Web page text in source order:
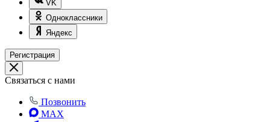
VK
Одноклассники
Яндекс
Регистрация
Связаться с нами
Позвонить
MAX